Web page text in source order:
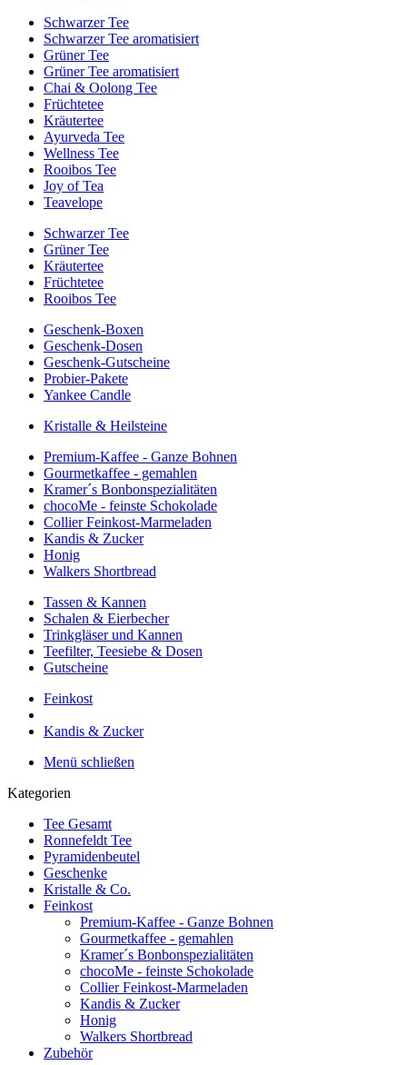
Schwarzer Tee
Schwarzer Tee aromatisiert
Grüner Tee
Grüner Tee aromatisiert
Chai & Oolong Tee
Früchtetee
Kräutertee
Ayurveda Tee
Wellness Tee
Rooibos Tee
Joy of Tea
Teavelope
Schwarzer Tee
Grüner Tee
Kräutertee
Früchtetee
Rooibos Tee
Geschenk-Boxen
Geschenk-Dosen
Geschenk-Gutscheine
Probier-Pakete
Yankee Candle
Kristalle & Heilsteine
Premium-Kaffee - Ganze Bohnen
Gourmetkaffee - gemahlen
Kramer´s Bonbonspezialitäten
chocoMe - feinste Schokolade
Collier Feinkost-Marmeladen
Kandis & Zucker
Honig
Walkers Shortbread
Tassen & Kannen
Schalen & Eierbecher
Trinkgläser und Kannen
Teefilter, Teesiebe & Dosen
Gutscheine
Feinkost
Kandis & Zucker
Menü schließen
Kategorien
Tee Gesamt
Ronnefeldt Tee
Pyramidenbeutel
Geschenke
Kristalle & Co.
Feinkost
Premium-Kaffee - Ganze Bohnen
Gourmetkaffee - gemahlen
Kramer´s Bonbonspezialitäten
chocoMe - feinste Schokolade
Collier Feinkost-Marmeladen
Kandis & Zucker
Honig
Walkers Shortbread
Zubehör